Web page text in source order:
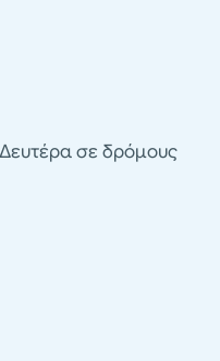
σε δρόμους